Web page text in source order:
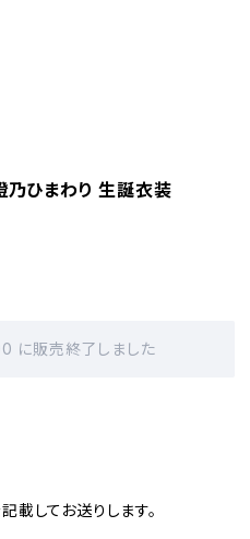
乃ひまわり 生誕衣装
に販売終了しました
載してお送りします。